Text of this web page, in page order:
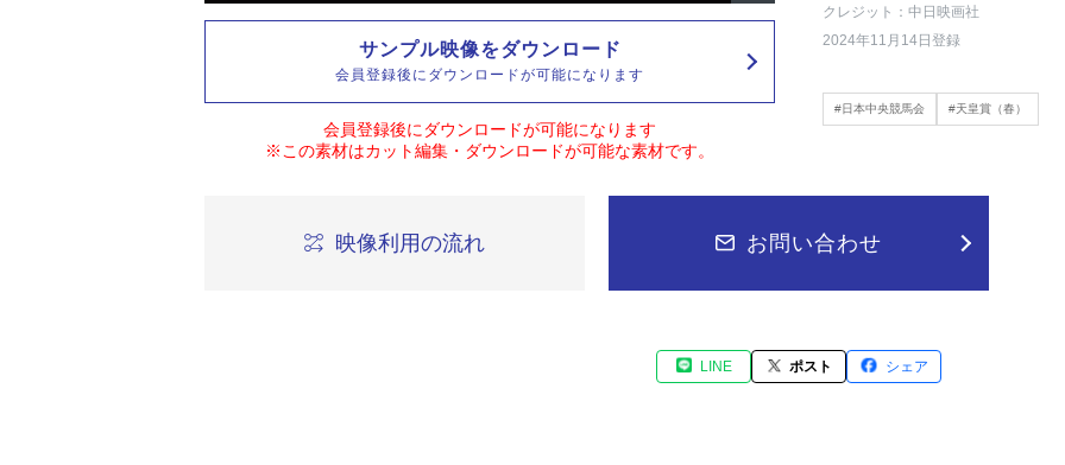
サンプル映像をダウンロード
会員登録後にダウンロードが可能になります
会員登録後にダウンロードが可能になります
※この素材はカット編集・ダウンロードが可能な素材です。
クレジット：中日映画社
2024年11月14日登録
#日本中央競馬会 #天皇賞（春）
映像利用の流れ お問い合わせ
LINE ポスト シェア